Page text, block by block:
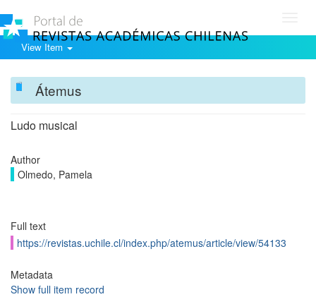
View Item
Átemus
Ludo musical
Author
Olmedo, Pamela
Full text
https://revistas.uchile.cl/index.php/atemus/article/view/54133
Metadata
Show full item record